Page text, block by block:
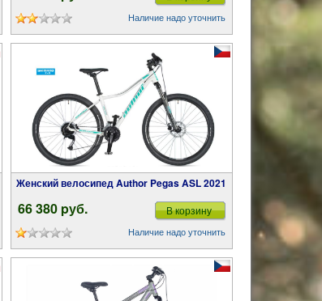
Наличие надо уточнить
Женский велосипед Author Pegas ASL 2021
66 380 pуб. В корзину
Наличие надо уточнить